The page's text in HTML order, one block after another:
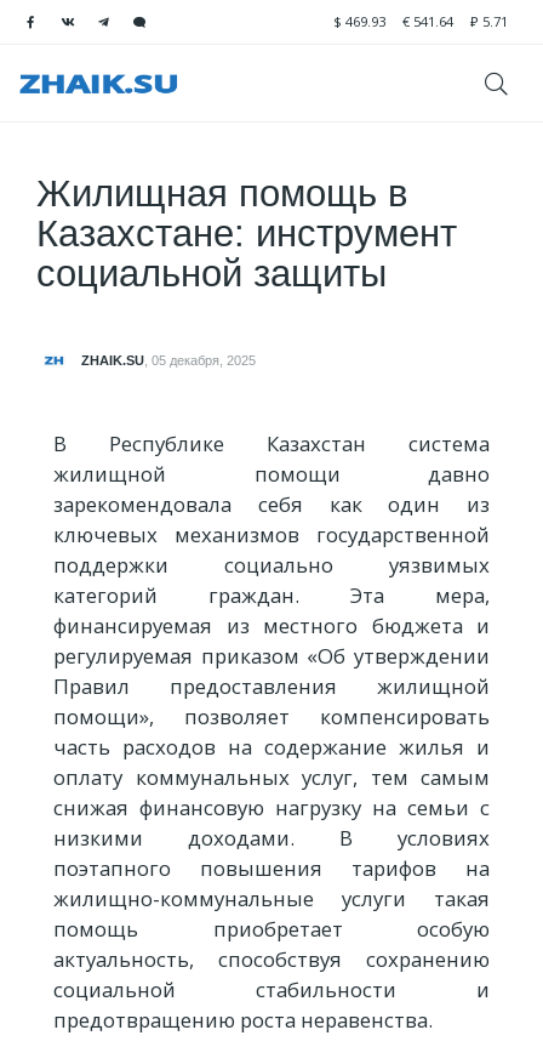
$ 469.93 € 541.64 ₽ 5.71
Жилищная помощь в
Казахстане: инструмент
социальной защиты
ZHAIK.SU 05 декабря, 2025
В Республике Казахстан система
жилищной помощи давно
зарекомендовала себя как один из
ключевых механизмов государственной
поддержки социально уязвимых
категорий граждан. Эта мера,
финансируемая из местного бюджета и
регулируемая приказом «Об утверждении
Правил предоставления жилищной
помощи», позволяет компенсировать
часть расходов на содержание жилья и
оплату коммунальных услуг, тем самым
снижая финансовую нагрузку на семьи с
низкими доходами. В условиях
поэтапного повышения тарифов на
жилищно-коммунальные услуги такая
помощь приобретает особую
актуальность, способствуя сохранению
социальной стабильности и
предотвращению роста неравенства.